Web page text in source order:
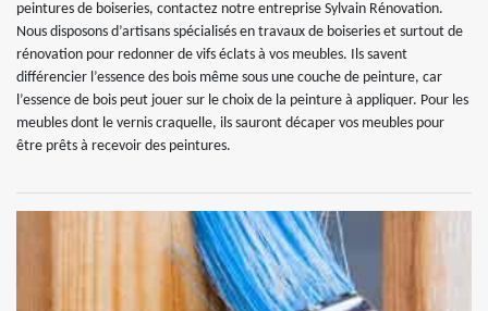
peintures de boiseries, contactez notre entreprise Sylvain Rénovation.
Nous disposons d’artisans spécialisés en travaux de boiseries et surtout de
rénovation pour redonner de vifs éclats à vos meubles. Ils savent
différencier l’essence des bois même sous une couche de peinture, car
l’essence de bois peut jouer sur le choix de la peinture à appliquer. Pour les
meubles dont le vernis craquelle, ils sauront décaper vos meubles pour
être prêts à recevoir des peintures.